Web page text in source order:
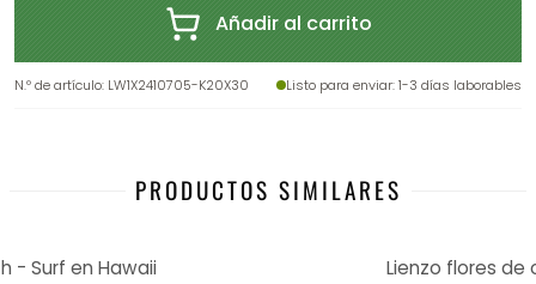
Añadir al carrito
N.º de artículo: LW1X2410705-K20X30 Listo para enviar: 1-3 días laborables
PRODUCTOS SIMILARES
- Surf en Hawaii
Lienzo flores de